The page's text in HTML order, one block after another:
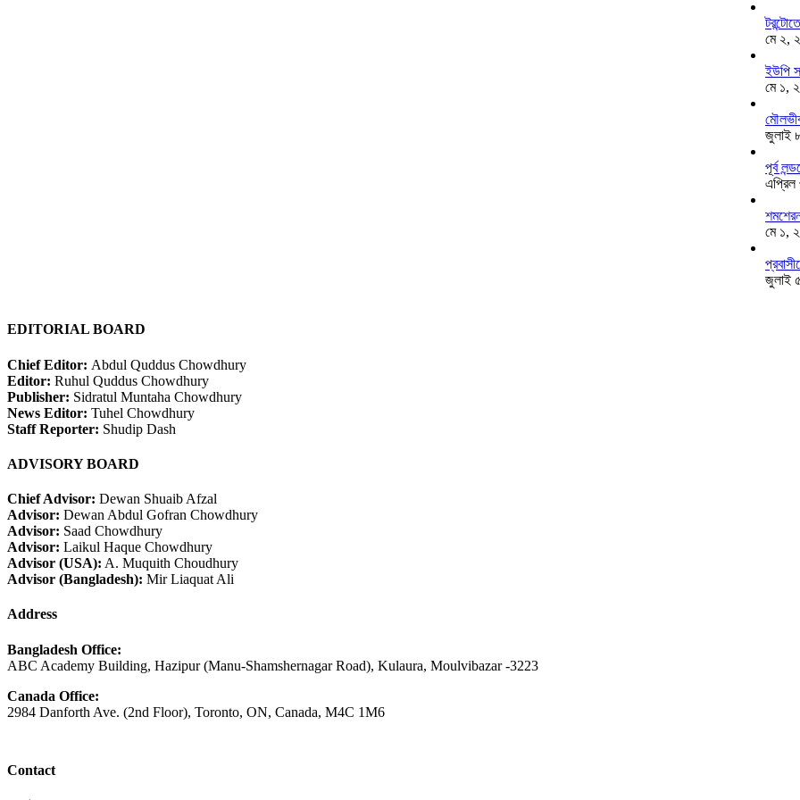
মে ২,
ইউপি
মে ১,
জুলাই
পূর্ব
মে ১,
জুলাই
EDITORIAL BOARD
Chief Editor: Abdul Quddus Chowdhury
Editor: Ruhul Quddus Chowdhury
Publisher: Sidratul Muntaha Chowdhury
News Editor: Tuhel Chowdhury
Staff Reporter: Shudip Dash
ADVISORY BOARD
Chief Advisor: Dewan Shuaib Afzal
Advisor: Dewan Abdul Gofran Chowdhury
Advisor: Saad Chowdhury
Advisor: Laikul Haque Chowdhury
Advisor (USA): A. Muquith Choudhury
Advisor (Bangladesh): Mir Liaquat Ali
Address
Bangladesh Office:
ABC Academy Building, Hazipur (Manu-Shamshernagar Road), Kulaura, Moulvibazar -3223
Canada Office:
2984 Danforth Ave. (2nd Floor), Toronto, ON, Canada, M4C 1M6
Contact